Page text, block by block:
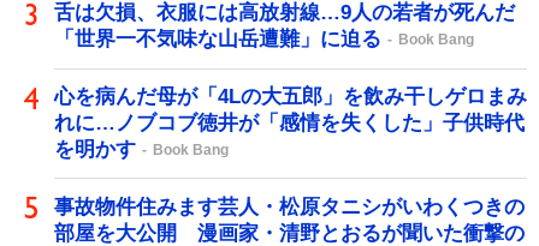
舌は欠損、衣服には高放射線…9人の若者が死んだ
「世界一不気味な山岳遭難」に迫る
Book Bang
心を病んだ母が「4Lの大五郎」を飲み干しゲロまみ
れに…ノブコブ徳井が「感情を失くした」子供時代
を明かす
Book Bang
事故物件住みます芸人・松原タニシがいわくつきの
部屋を大公開 漫画家・清野とおるが聞いた衝撃の